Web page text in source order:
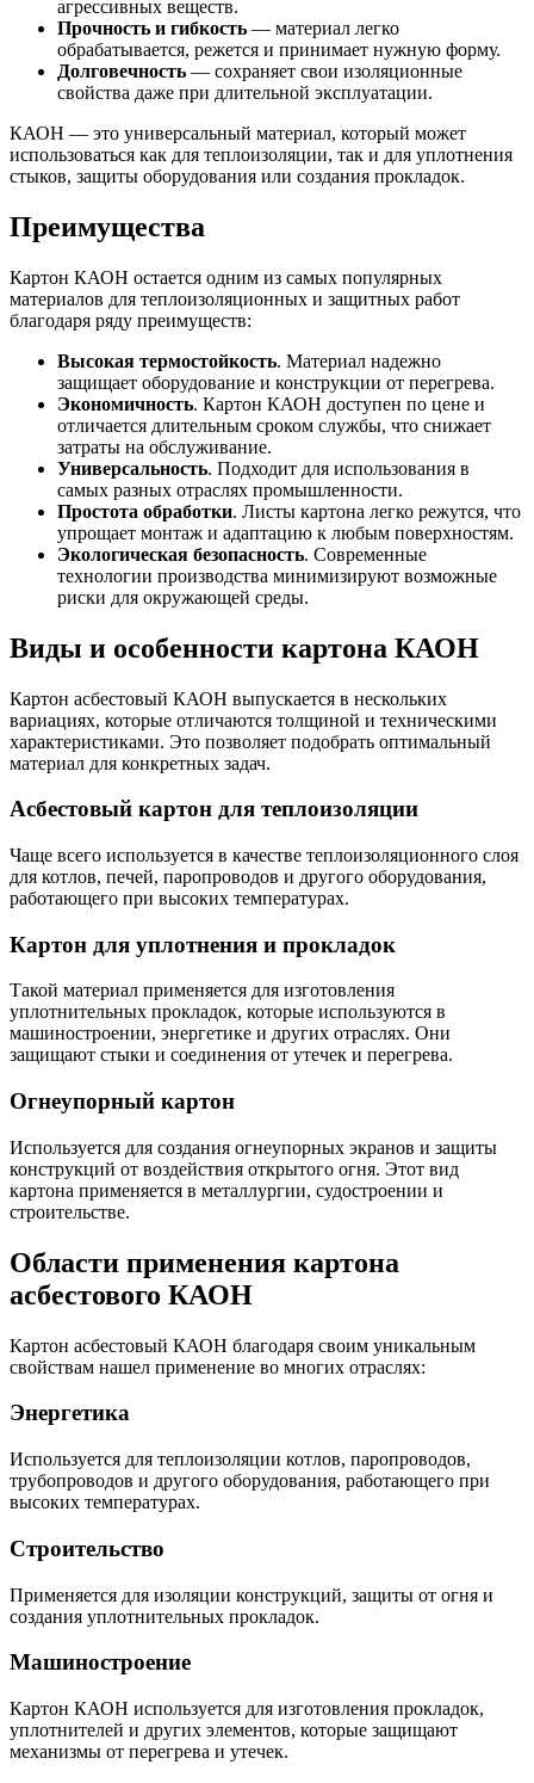
агрессивных веществ.
Прочность и гибкость — материал легко
обрабатывается, режется и принимает нужную форму.
Долговечность — сохраняет свои изоляционные
свойства даже при длительной эксплуатации.
КАОН — это универсальный материал, который может
использоваться как для теплоизоляции, так и для уплотнения
стыков, защиты оборудования или создания прокладок.
Преимущества
Картон КАОН остается одним из самых популярных
материалов для теплоизоляционных и защитных работ
благодаря ряду преимуществ:
Высокая термостойкость. Материал надежно
защищает оборудование и конструкции от перегрева.
Экономичность. Картон КАОН доступен по цене и
отличается длительным сроком службы, что снижает
затраты на обслуживание.
Универсальность. Подходит для использования в
самых разных отраслях промышленности.
Простота обработки. Листы картона легко режутся, что
упрощает монтаж и адаптацию к любым поверхностям.
Экологическая безопасность. Современные
технологии производства минимизируют возможные
риски для окружающей среды.
Виды и особенности картона КАОН
Картон асбестовый КАОН выпускается в нескольких
вариациях, которые отличаются толщиной и техническими
характеристиками. Это позволяет подобрать оптимальный
материал для конкретных задач.
Асбестовый картон для теплоизоляции
Чаще всего используется в качестве теплоизоляционного слоя
для котлов, печей, паропроводов и другого оборудования,
работающего при высоких температурах.
Картон для уплотнения и прокладок
Такой материал применяется для изготовления
уплотнительных прокладок, которые используются в
машиностроении, энергетике и других отраслях. Они
защищают стыки и соединения от утечек и перегрева.
Огнеупорный картон
Используется для создания огнеупорных экранов и защиты
конструкций от воздействия открытого огня. Этот вид
картона применяется в металлургии, судостроении и
строительстве.
Области применения картона
асбестового КАОН
Картон асбестовый КАОН благодаря своим уникальным
свойствам нашел применение во многих отраслях:
Энергетика
Используется для теплоизоляции котлов, паропроводов,
трубопроводов и другого оборудования, работающего при
высоких температурах.
Строительство
Применяется для изоляции конструкций, защиты от огня и
создания уплотнительных прокладок.
Машиностроение
Картон КАОН используется для изготовления прокладок,
уплотнителей и других элементов, которые защищают
механизмы от перегрева и утечек.